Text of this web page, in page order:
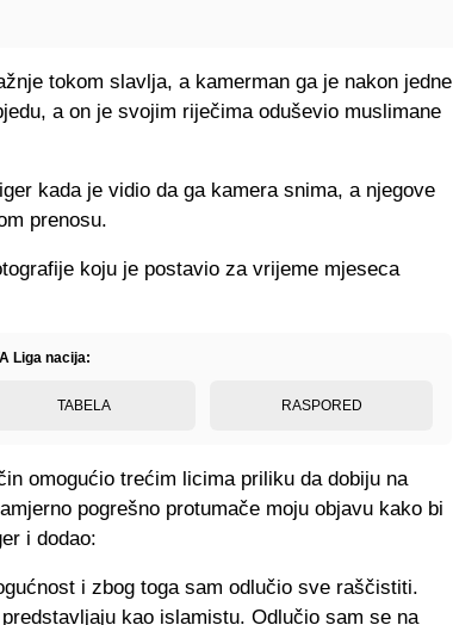
tokom slavlja, a kamerman ga je nakon jedne
a on je svojim riječima oduševio muslimane
kada je vidio da ga kamera snima, a njegove
prenosu.
koju je postavio za vrijeme mjeseca
Liga nacija:
TABELA RASPORED
omogućio trećim licima priliku da dobiju na
pogrešno protumače moju objavu kako bi
i dodao:
i zbog toga sam odlučio sve raščistiti.
kao islamistu. Odlučio sam se na